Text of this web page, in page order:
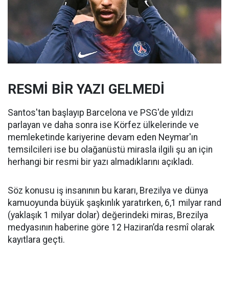
RESMİ BİR YAZI GELMEDİ
Santos'tan başlayıp Barcelona ve PSG'de yıldızı
parlayan ve daha sonra ise Körfez ülkelerinde ve
memleketinde kariyerine devam eden Neymar'ın
temsilcileri ise bu olağanüstü mirasla ilgili şu an için
herhangi bir resmi bir yazı almadıklarını açıkladı.
Söz konusu iş insanının bu kararı, Brezilya ve dünya
kamuoyunda büyük şaşkınlık yaratırken, 6,1 milyar rand
(yaklaşık 1 milyar dolar) değerindeki miras, Brezilya
medyasının haberine göre 12 Haziran’da resmî olarak
kayıtlara geçti.